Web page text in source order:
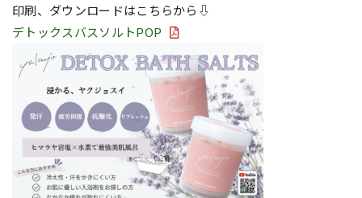
印刷、ダウンロードはこちらから⇩
デトックスバスソルトPOP